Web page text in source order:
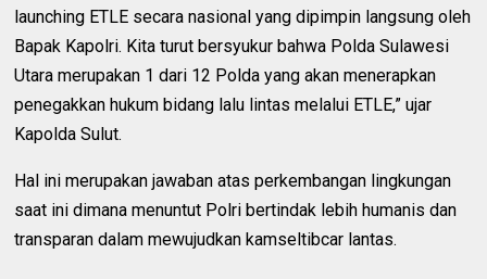
launching ETLE secara nasional yang dipimpin langsung oleh
Bapak Kapolri. Kita turut bersyukur bahwa Polda Sulawesi
Utara merupakan 1 dari 12 Polda yang akan menerapkan
penegakkan hukum bidang lalu lintas melalui ETLE,” ujar
Kapolda Sulut.
Hal ini merupakan jawaban atas perkembangan lingkungan
saat ini dimana menuntut Polri bertindak lebih humanis dan
transparan dalam mewujudkan kamseltibcar lantas.